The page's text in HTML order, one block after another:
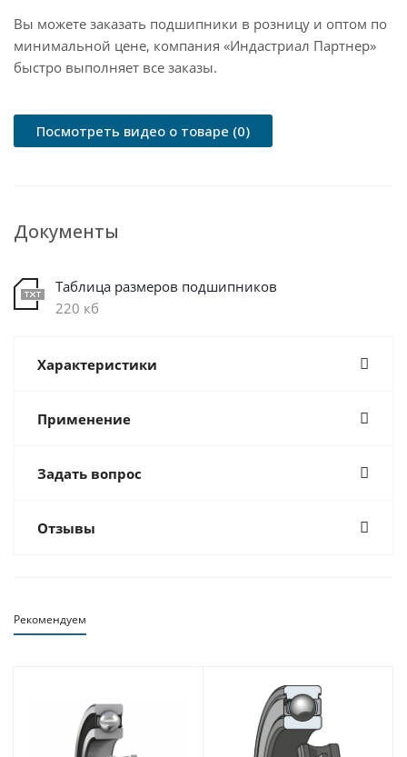
Вы можете заказать подшипники в розницу и оптом по
минимальной цене, компания «Индастриал Партнер»
быстро выполняет все заказы.
Посмотреть видео о товаре (0)
Документы
Таблица размеров подшипников
220 кб
Характеристики
Применение
Задать вопрос
Отзывы
Рекомендуем